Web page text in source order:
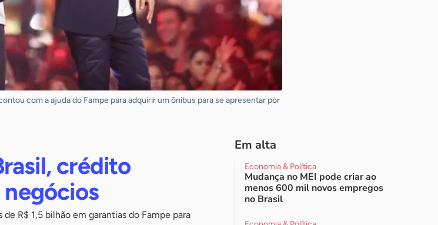
com a ajuda do Fampe para adquirir um ônibus para se apresentar por
crédito
R$ 1,5 bilhão em garantias do Fampe para
Em alta
Economia & Política
Mudança no MEI pode criar ao
menos 600 mil novos empregos
no Brasil